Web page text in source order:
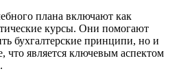
плана включают как
курсы. Они помогают
бухгалтерские принципи, но и
что является ключевым аспектом